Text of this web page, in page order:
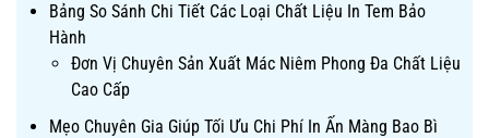
Bảng So Sánh Chi Tiết Các Loại Chất Liệu In Tem Bảo
Hành
Đơn Vị Chuyên Sản Xuất Mác Niêm Phong Đa Chất Liệu
Cao Cấp
Mẹo Chuyên Gia Giúp Tối Ưu Chi Phí In Ấn Màng Bao Bì